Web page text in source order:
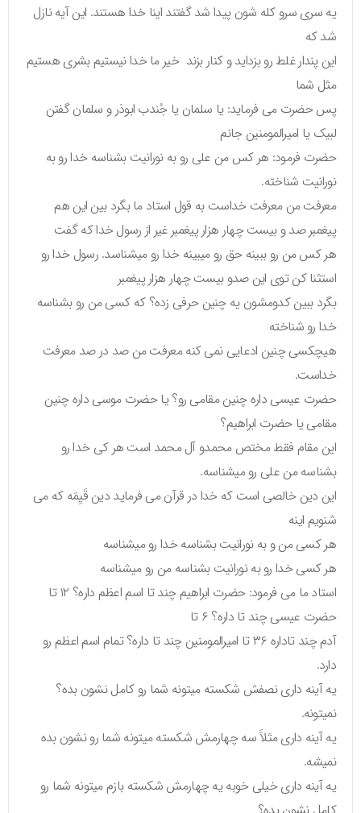
یه سری سرو کله شون پیدا شد گفتند اینا خدا هستند. این آیه نازل
شد که
این پندار غلط رو بزداید و کنار بزند خیر ما خدا نیستیم بشری هستیم
مثل شما
پس حضرت می فرماید: یا سلمان یا جُندب ابوذر و سلمان گفتن
لبیک یا امیرالمومنین جانم
حضرت فرمود: هر کس من علی رو به نورانیت بشناسه خدا رو به
نورانیت شناخته.
معرفت من معرفت خداست به قول استاد ما بگرد بین این هم
پیغمبر صد و بیست چهار هزار پیغمبر غیر از رسول خدا که گفت
هر کس من رو ببینه حق رو میبینه خدا رو میشناسد. رسول خدا رو
استثنا کن توی این صدو بیست چهار هزار پیغمبر
بگرد ببین کدومشون یه چنین حرفی زده؟ که کسی من رو بشناسه
خدا رو شناخته
هیچکسی چنین ادعایی نمی کنه معرفت من صد در صد معرفت
خداست.
حضرت عیسی داره چنین مقامی رو؟ یا حضرت موسی داره چنین
مقامی یا حضرت ابراهیم؟
این مقام فقط مختص محمدو آل محمد است هر کی خدا رو
بشناسه من علی رو میشناسه.
این دین خالصی است که خدا در قرآن می فرماید دین قَیِمَه که می
شنویم اینه
هر کسی من و به نورانیت بشناسه خدا رو میشناسه
هر کسی خدا رو به نورانیت بشناسه من رو میشناسه
استاد ما می فرمود: حضرت ابراهیم چند تا اسم اعظم داره؟ ۱۲ تا
حضرت عیسی چند تا داره؟ ۶ تا
آدم چند تاداره ۳۶ تا امیرالمومنین چند تا داره؟ تمام اسم اعظم رو
دارد.
یه آینه داری نصفش شکسته میتونه شما رو کامل نشون بده؟
نمیتونه.
یه آینه داری مثلاََ سه چهارمش شکسته میتونه شما رو نشون بده
نمیشه.
یه آینه داری خیلی خوبه یه چهارمش شکسته بازم میتونه شما رو